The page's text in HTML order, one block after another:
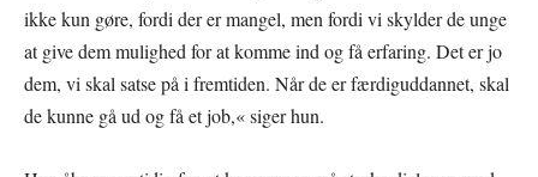
ikke kun gøre, fordi der er mangel, men fordi vi skylder de unge
at give dem mulighed for at komme ind og få erfaring. Det er jo
dem, vi skal satse på i fremtiden. Når de er færdiguddannet, skal
de kunne gå ud og få et job,« siger hun.